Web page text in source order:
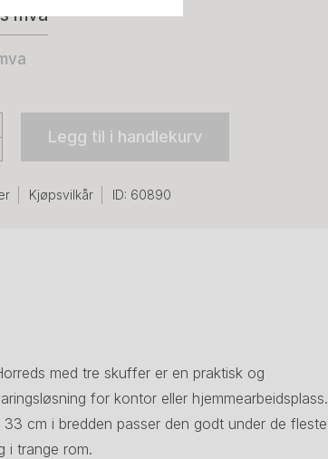
mva
Legg til i handlekurv
Kjøpsvilkår ID: 60890
med tre skuffer er en praktisk og
for kontor eller hjemmearbeidsplass.
cm i bredden passer den godt under de fleste
i trange rom.